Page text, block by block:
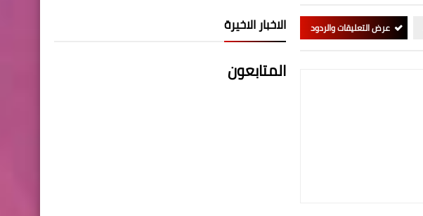
عرض التعليقات والردود الاخبار الاخيرة
المتابعون